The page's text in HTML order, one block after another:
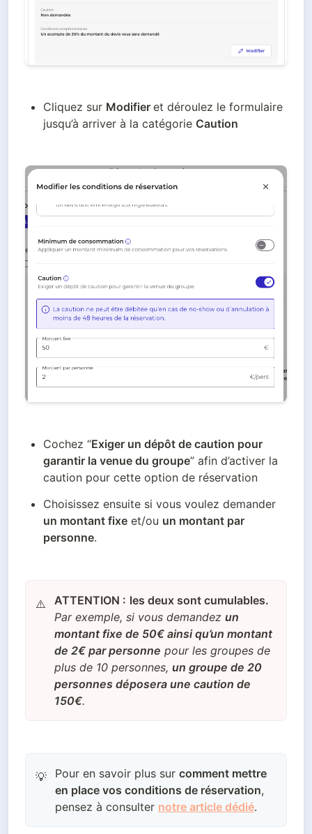
Cliquez sur Modifier et déroulez le formulaire
jusqu’à arriver à la catégorie Caution
Cochez “Exiger un dépôt de caution pour
garantir la venue du groupe” afin d’activer la
caution pour cette option de réservation
Choisissez ensuite si vous voulez demander
un montant fixe et/ou un montant par
personne.
⚠️ ATTENTION : les deux sont cumulables.
Par exemple, si vous demandez un
montant fixe de 50€ ainsi qu’un montant
de 2€ par personne pour les groupes de
plus de 10 personnes, un groupe de 20
personnes déposera une caution de
150€.
💡 Pour en savoir plus sur comment mettre
en place vos conditions de réservation,
pensez à consulter notre article dédié.